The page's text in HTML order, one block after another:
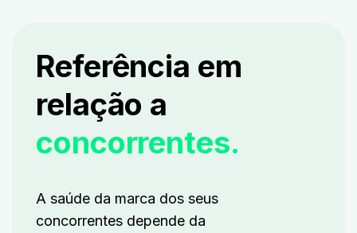
Referência em
relação a
concorrentes.
A saúde da marca dos seus
concorrentes depende da